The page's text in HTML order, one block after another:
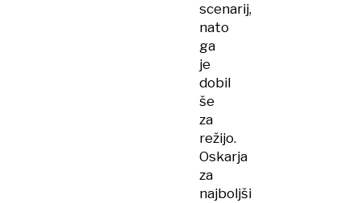
scenarij,
nato
ga
je
dobil
še
za
režijo.
Oskarja
za
najboljši